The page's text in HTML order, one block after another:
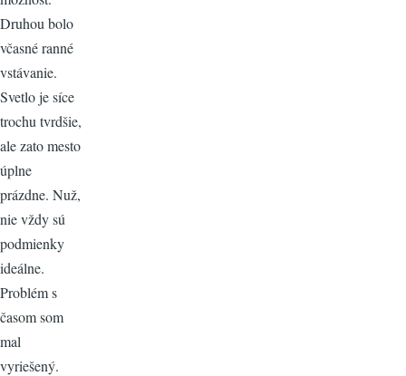
Druhou bolo
včasné ranné
vstávanie.
Svetlo je síce
trochu tvrdšie,
ale zato mesto
úplne
prázdne. Nuž,
nie vždy sú
podmienky
ideálne.
Problém s
časom som
mal
vyriešený.